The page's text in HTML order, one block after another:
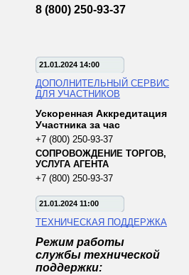
8 (800) 250-93-37
21.01.2024 14:00
ДОПОЛНИТЕЛЬНЫЙ СЕРВИС
ДЛЯ УЧАСТНИКОВ
Ускоренная Аккредитация
Участника за час
+7 (800) 250-93-37
СОПРОВОЖДЕНИЕ ТОРГОВ,
УСЛУГА АГЕНТА
+7 (800) 250-93-37
21.01.2024 11:00
ТЕХНИЧЕСКАЯ ПОДДЕРЖКА
Режим работы
службы технической
поддержки: